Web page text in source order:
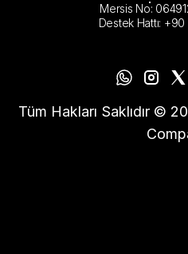
Mersis No:
Destek Hattı:
Tüm Hakları Saklıdır ©